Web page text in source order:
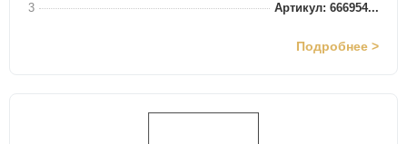
3
Артикул: 666954...
Подробнее >